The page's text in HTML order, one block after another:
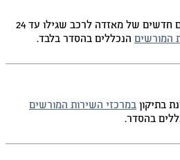
שימוש בחלפים מקוריים חדשים של מאזדה לרכב שגילו עד 24
הנכללים בהסדר בלבד.
במרכזי השירות המורשים
בהסדר.